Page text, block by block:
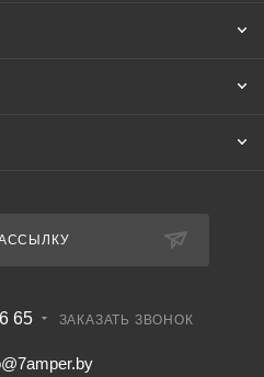
65 ЗАКАЗАТЬ ЗВОНОК